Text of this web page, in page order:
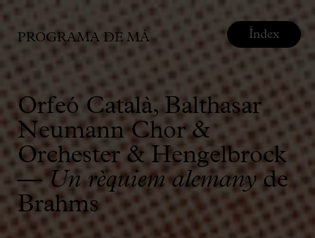
PROGRAMA DE MÀ
Orfeó Català, Balthasar
Neumann Chor &
Orchester & Hengelbrock
—Un rèquiem alemanyde
Brahms
Índex